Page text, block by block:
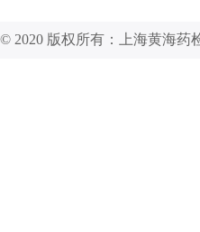
© 2020 版权所有：上海黄海药